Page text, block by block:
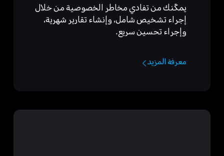
يمكّنك من تفادي مخاطر الخصوصية من خلال
إجراء تشخيص شامل، وإنشاء تقارير شهرية،
وإجراء تحسين سريع.
معرفة المزيد